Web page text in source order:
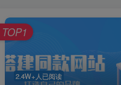
2.4W+人已阅读
TOP1